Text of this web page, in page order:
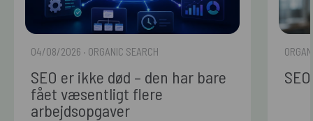
04/08/2026 · ORGANIC SEARCH
SEO er ikke død – den har bare
fået væsentligt flere
arbejdsopgaver